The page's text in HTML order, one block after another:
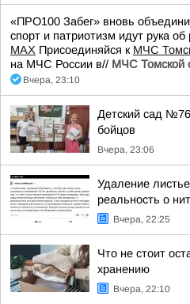
«ПРО100 Забег» вновь
спорт и патриотизм идут рука
МАХ Присоединяйся к МЧС
на МЧС России в// МЧС Томской
Вчера, 23:10
Детский сад
бойцов
Вчера, 23:06
Удаление
реальность о
Вчера, 22:25
Что не стоит
хранению
Вчера, 22:10